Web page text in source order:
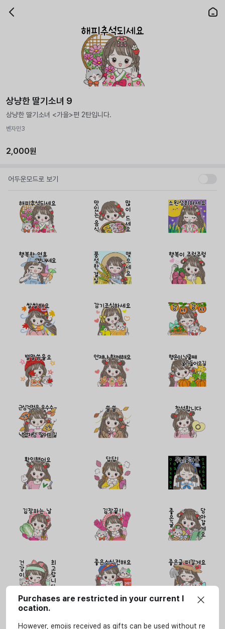
상냥한 딸기소녀 9
상냥한 딸기소녀 <가을>편 2탄입니다.
벤자민3
2,000원
어두운모드로 보기
Purchases are restricted in your current l
ocation.
However, emojis received as gifts can be used without re